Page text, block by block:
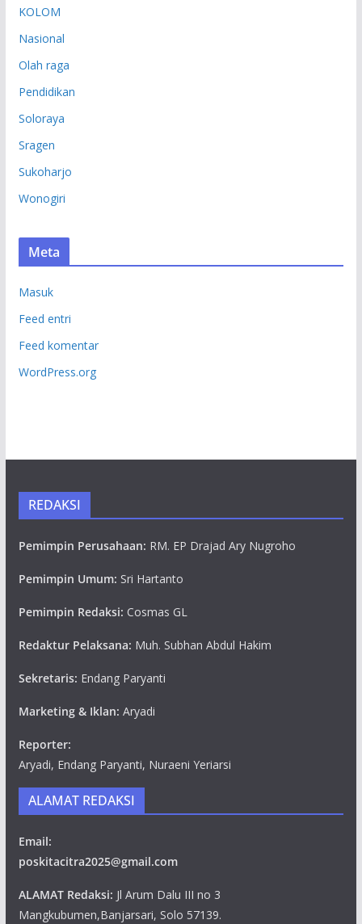
KOLOM
Nasional
Olah raga
Pendidikan
Soloraya
Sragen
Sukoharjo
Wonogiri
Meta
Masuk
Feed entri
Feed komentar
WordPress.org
REDAKSI
Pemimpin Perusahaan: RM. EP Drajad Ary Nugroho
Pemimpin Umum: Sri Hartanto
Pemimpin Redaksi: Cosmas GL
Redaktur Pelaksana: Muh. Subhan Abdul Hakim
Sekretaris: Endang Paryanti
Marketing & Iklan: Aryadi
Reporter:
Aryadi, Endang Paryanti, Nuraeni Yeriarsi
ALAMAT REDAKSI
Email:
poskitacitra2025@gmail.com
ALAMAT Redaksi: Jl Arum Dalu III no 3
Mangkubumen,Banjarsari, Solo 57139.